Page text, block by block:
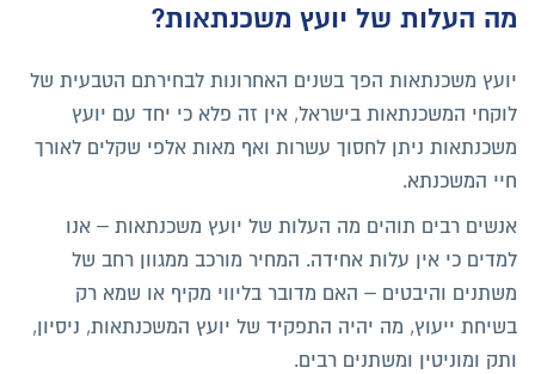
מה העלות של יועץ משכנתאות?
יועץ משכנתאות הפך בשנים האחרונות לבחירתם הטבעית של
לוקחי המשכנתאות בישראל, אין זה פלא כי יחד עם יועץ
משכנתאות ניתן לחסוך עשרות ואף מאות אלפי שקלים לאורך
חיי המשכנתא.
אנשים רבים תוהים מה העלות של יועץ משכנתאות – אנו
למדים כי אין עלות אחידה. המחיר מורכב ממגוון רחב של
משתנים והיבטים – האם מדובר בליווי מקיף או שמא רק
בשיחת ייעוץ, מה יהיה התפקיד של יועץ המשכנתאות, ניסיון,
ותק ומוניטין ומשתנים רבים.